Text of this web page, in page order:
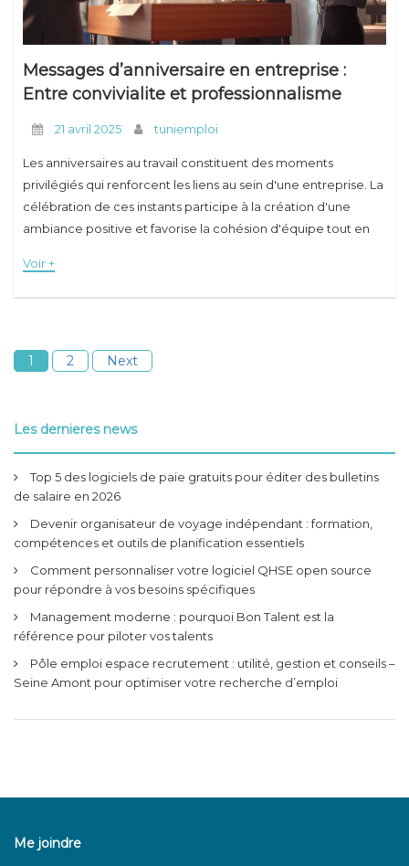
Messages d’anniversaire en entreprise :
Entre convivialite et professionnalisme
21 avril 2025 tuniemploi
Les anniversaires au travail constituent des moments
privilégiés qui renforcent les liens au sein d'une entreprise. La
célébration de ces instants participe à la création d'une
ambiance positive et favorise la cohésion d'équipe tout en
Voir +
1 2 Next
Les dernieres news
Top 5 des logiciels de paie gratuits pour éditer des bulletins
de salaire en 2026
Devenir organisateur de voyage indépendant : formation,
compétences et outils de planification essentiels
Comment personnaliser votre logiciel QHSE open source
pour répondre à vos besoins spécifiques
Management moderne : pourquoi Bon Talent est la
référence pour piloter vos talents
Pôle emploi espace recrutement : utilité, gestion et conseils –
Seine Amont pour optimiser votre recherche d’emploi
Me joindre